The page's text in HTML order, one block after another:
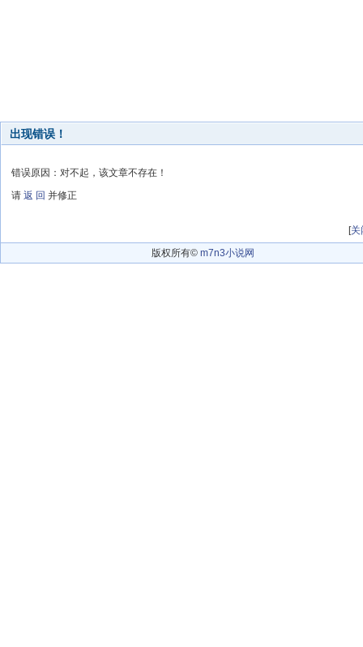
出现错误！
错误原因：对不起，该文章不存在！
请 返 回 并修正
[关
版权所有© m7n3小说网